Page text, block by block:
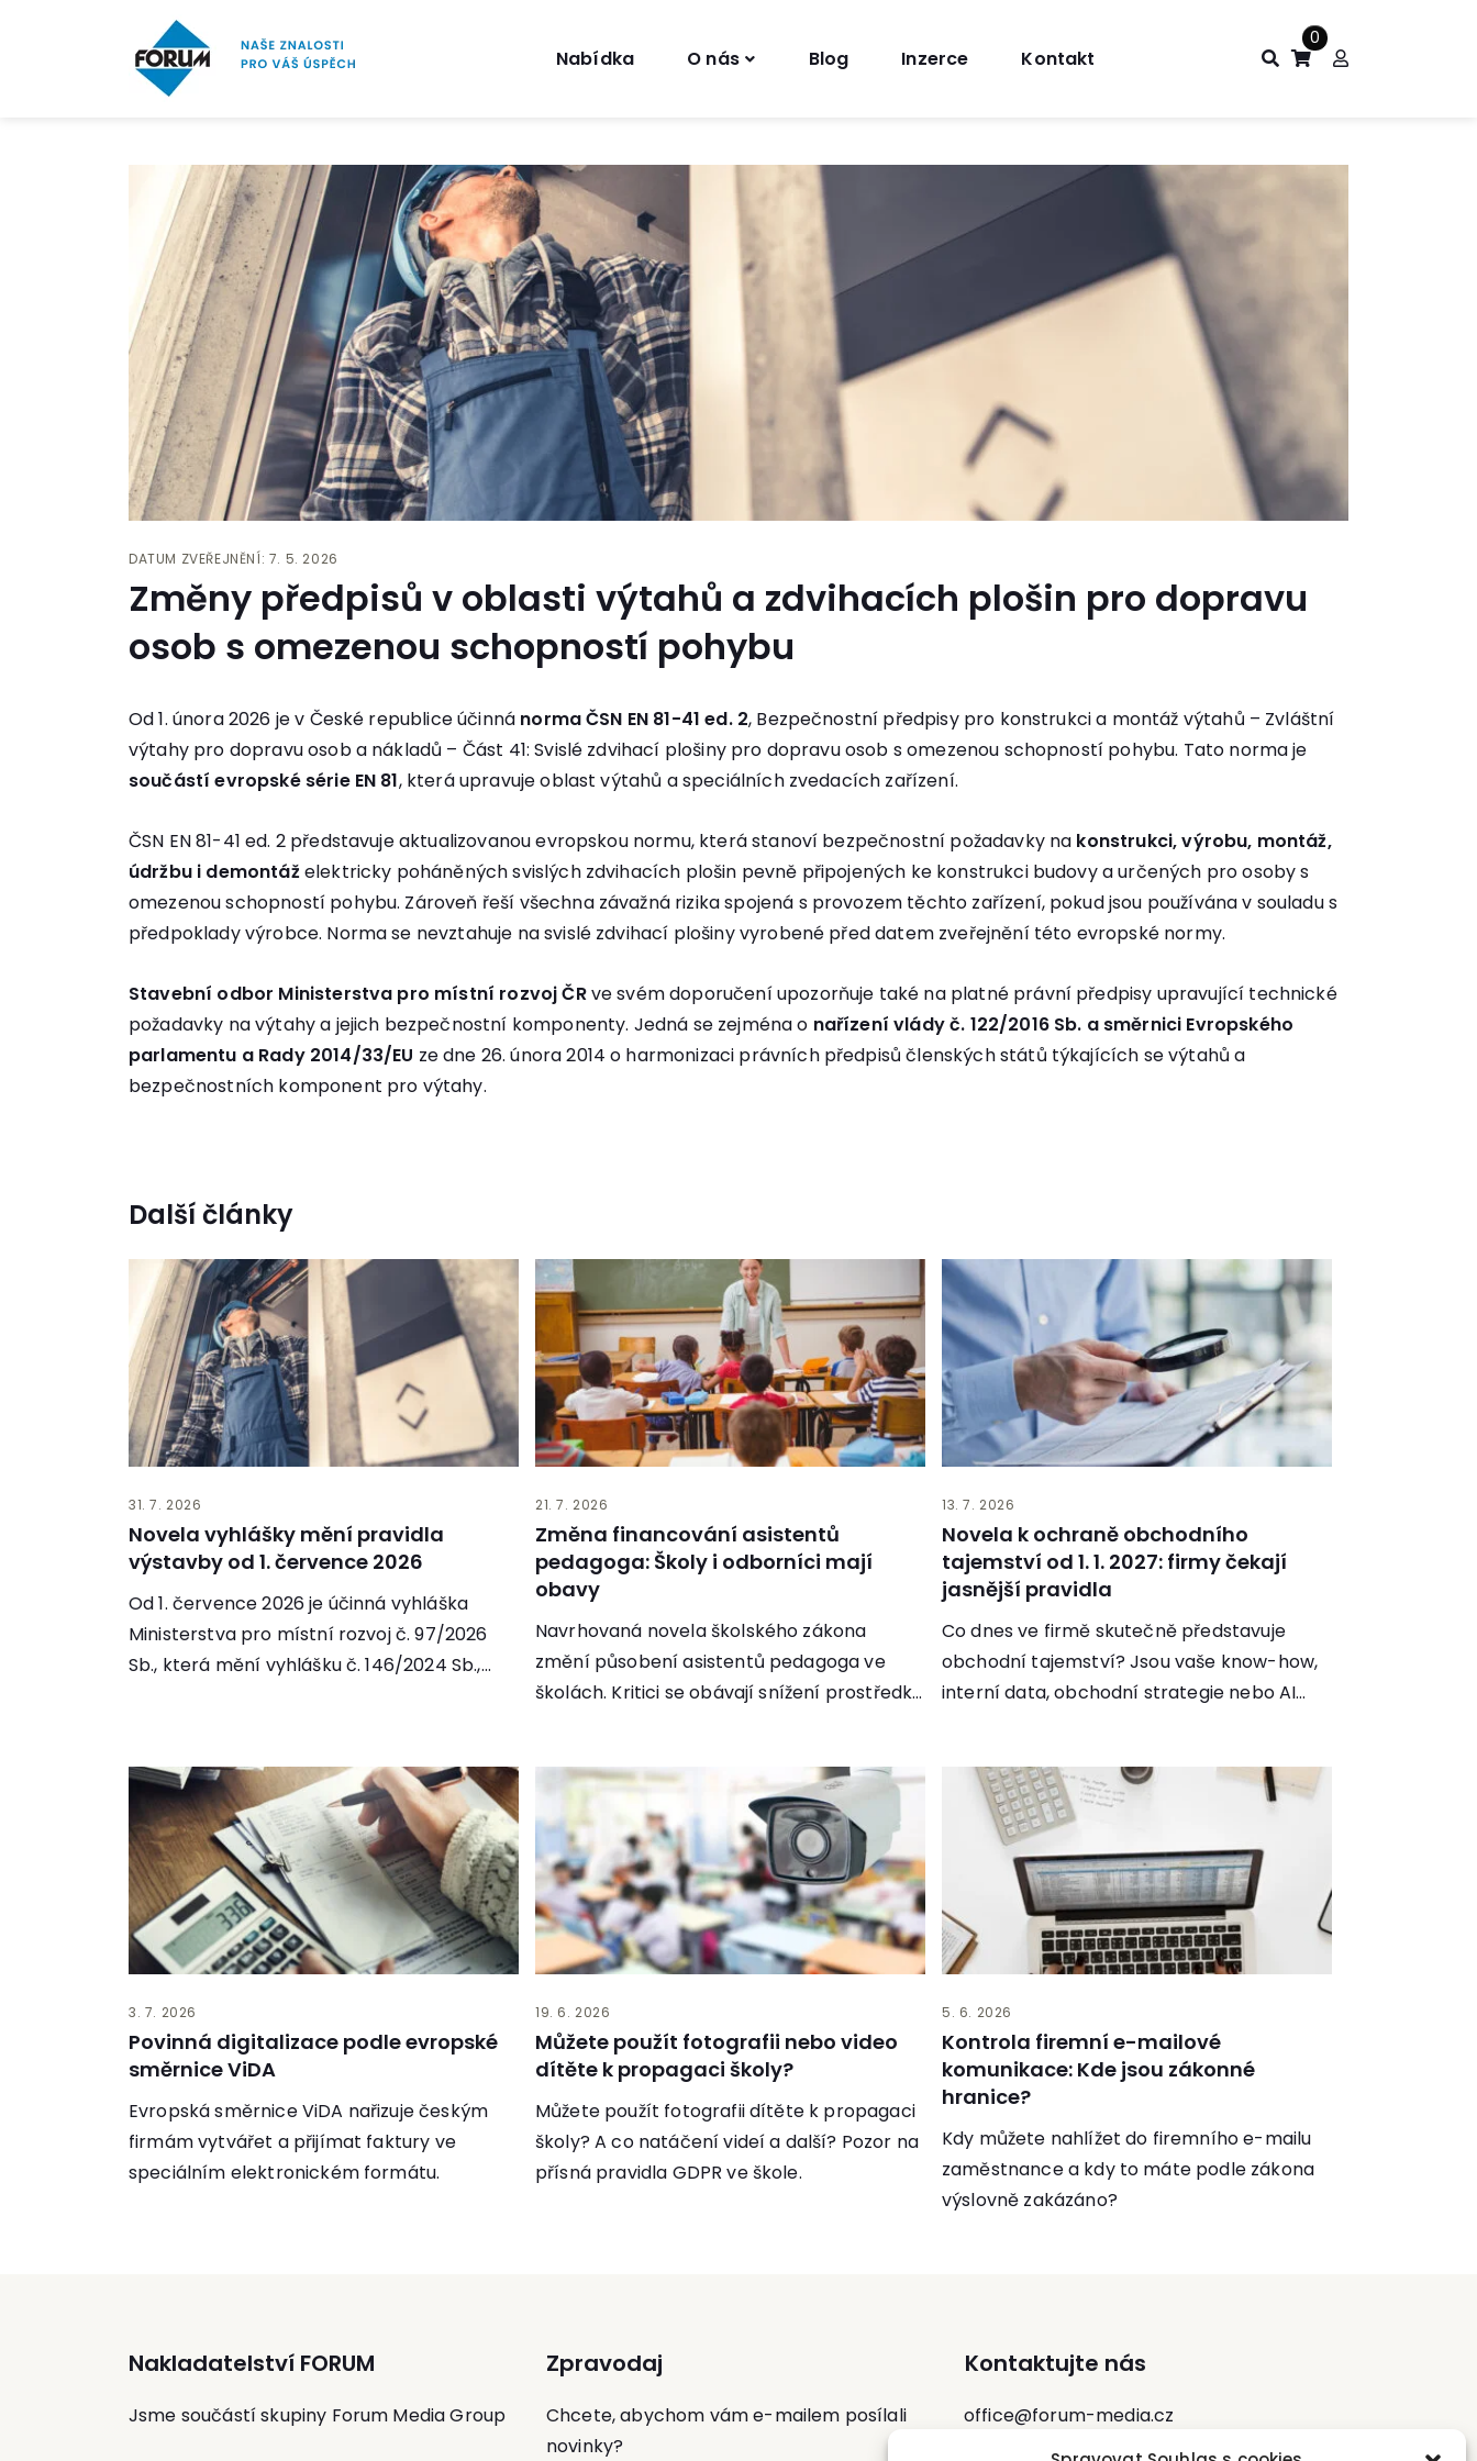
Nabídka O nás Blog Inzerce Kontakt
0
DATUM ZVEŘEJNĚNÍ: 7. 5. 2026
Změny předpisů v oblasti výtahů a zdvihacích plošin pro dopravu
osob s omezenou schopností pohybu
Od 1. února 2026 je v České republice účinná norma ČSN EN 81-41 ed. 2, Bezpečnostní předpisy pro konstrukci a montáž výtahů – Zvláštní
výtahy pro dopravu osob a nákladů – Část 41: Svislé zdvihací plošiny pro dopravu osob s omezenou schopností pohybu. Tato norma je
součástí evropské série EN 81, která upravuje oblast výtahů a speciálních zvedacích zařízení.
ČSN EN 81-41 ed. 2 představuje aktualizovanou evropskou normu, která stanoví bezpečnostní požadavky na konstrukci, výrobu, montáž,
údržbu i demontáželektricky poháněných svislých zdvihacích plošin pevně připojených ke konstrukci budovy a určených pro osoby s
omezenou schopností pohybu. Zároveň řeší všechna závažná rizika spojená s provozem těchto zařízení, pokud jsou používána v souladu s
předpoklady výrobce. Norma se nevztahuje na svislé zdvihací plošiny vyrobené před datem zveřejnění této evropské normy.
Stavební odbor Ministerstva pro místní rozvoj ČRve svém doporučení upozorňuje také na platné právní předpisy upravující technické
požadavky na výtahy a jejich bezpečnostní komponenty. Jedná se zejména o nařízení vlády č. 122/2016 Sb. a směrnici Evropského
parlamentu a Rady 2014/33/EU ze dne 26. února 2014 o harmonizaci právních předpisů členských států týkajících se výtahů a
bezpečnostních komponent pro výtahy.
Další články
31. 7. 2026
Novela vyhlášky mění pravidla
výstavby od 1. července 2026
Od 1. července 2026 je účinná vyhláška
Ministerstva pro místní rozvoj č. 97/2026
Sb., která mění vyhlášku č. 146/2024 Sb.,...
21. 7. 2026
Změna financování asistentů
pedagoga: Školy i odborníci mají
obavy
Navrhovaná novela školského zákona
změní působení asistentů pedagoga ve
školách. Kritici se obávají snížení prostředků
13. 7. 2026
Novela k ochraně obchodního
tajemství od 1. 1. 2027: firmy čekají
jasnější pravidla
Co dnes ve firmě skutečně představuje
obchodní tajemství? Jsou vaše know-how,
interní data, obchodní strategie nebo AI
3. 7. 2026
Povinná digitalizace podle evropské
směrnice ViDA
Evropská směrnice ViDA nařizuje českým
firmám vytvářet a přijímat faktury ve
speciálním elektronickém formátu.
19. 6. 2026
Můžete použít fotografii nebo video
dítěte k propagaci školy?
Můžete použít fotografii dítěte k propagaci
školy? A co natáčení videí a další? Pozor na
přísná pravidla GDPR ve škole.
5. 6. 2026
Kontrola firemní e-mailové
komunikace: Kde jsou zákonné
hranice?
Kdy můžete nahlížet do firemního e-mailu
zaměstnance a kdy to máte podle zákona
výslovně zakázáno?
Nakladatelství FORUM
Jsme součástí skupiny Forum Media Group
Zpravodaj
Chcete, abychom vám e-mailem posílali
novinky?
Kontaktujte nás
office@forum-media.cz